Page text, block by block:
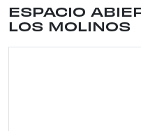
ESPACIO
LOS MOLINOS
Ubicación del lugar: